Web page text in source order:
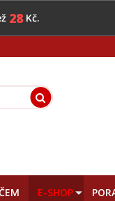
28Kč.
E-SHOP